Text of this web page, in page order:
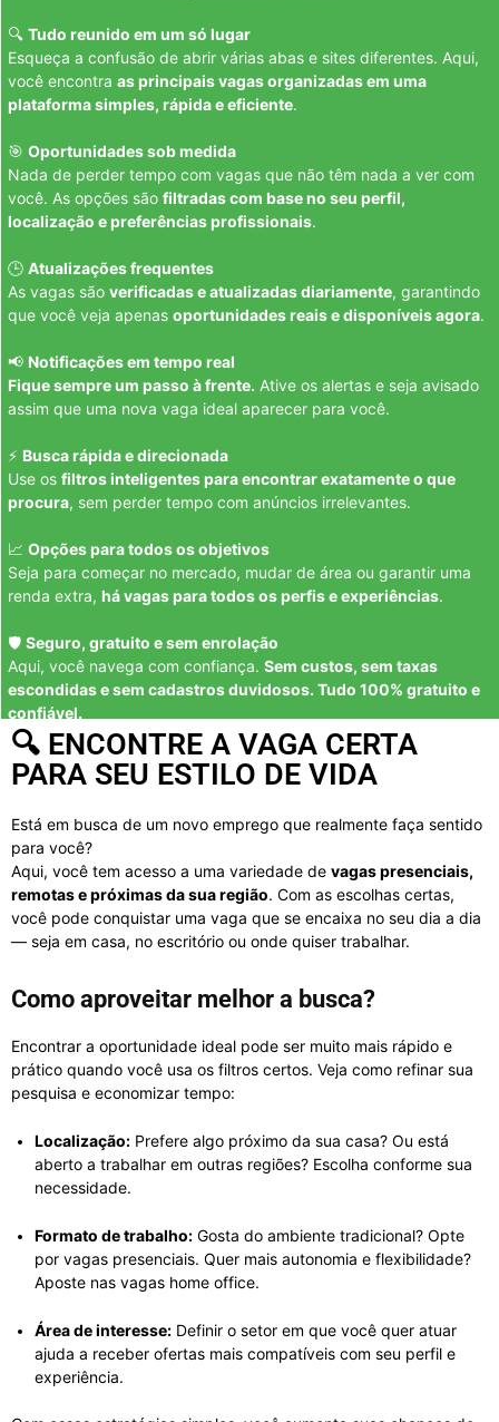
🔍 Tudo reunido em um só lugar
Esqueça a confusão de abrir várias abas e sites diferentes. Aqui,
você encontra as principais vagas organizadas em uma
plataforma simples, rápida e eficiente.
🎯 Oportunidades sob medida
Nada de perder tempo com vagas que não têm nada a ver com
você. As opções são filtradas com base no seu perfil,
localização e preferências profissionais.
🕒 Atualizações frequentes
As vagas são verificadas e atualizadas diariamente, garantindo
que você veja apenas oportunidades reais e disponíveis agora.
📢 Notificações em tempo real
Fique sempre um passo à frente. Ative os alertas e seja avisado
assim que uma nova vaga ideal aparecer para você.
⚡ Busca rápida e direcionada
Use os filtros inteligentes para encontrar exatamente o que
procura, sem perder tempo com anúncios irrelevantes.
📈 Opções para todos os objetivos
Seja para começar no mercado, mudar de área ou garantir uma
renda extra, há vagas para todos os perfis e experiências.
🛡️ Seguro, gratuito e sem enrolação
Aqui, você navega com confiança. Sem custos, sem taxas
escondidas e sem cadastros duvidosos. Tudo 100% gratuito e
confiável.
🔍 ENCONTRE A VAGA CERTA
PARA SEU ESTILO DE VIDA
Está em busca de um novo emprego que realmente faça sentido
para você?
Aqui, você tem acesso a uma variedade de vagas presenciais,
remotas e próximas da sua região. Com as escolhas certas,
você pode conquistar uma vaga que se encaixa no seu dia a dia
— seja em casa, no escritório ou onde quiser trabalhar.
Como aproveitar melhor a busca?
Encontrar a oportunidade ideal pode ser muito mais rápido e
prático quando você usa os filtros certos. Veja como refinar sua
pesquisa e economizar tempo:
Localização: Prefere algo próximo da sua casa? Ou está
aberto a trabalhar em outras regiões? Escolha conforme sua
necessidade.
Formato de trabalho: Gosta do ambiente tradicional? Opte
por vagas presenciais. Quer mais autonomia e flexibilidade?
Aposte nas vagas home office.
Área de interesse: Definir o setor em que você quer atuar
ajuda a receber ofertas mais compatíveis com seu perfil e
experiência.